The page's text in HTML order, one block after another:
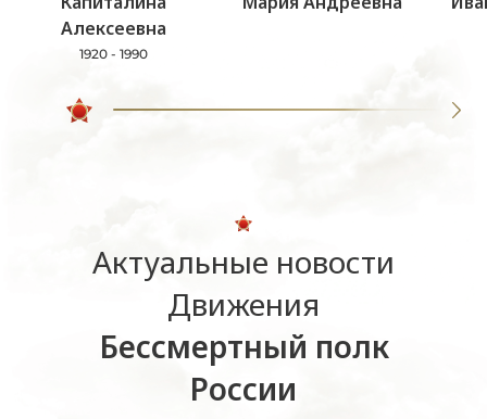
Алексеевна
1920 - 1990
Актуальные новости
Движения
Бессмертный полк
России